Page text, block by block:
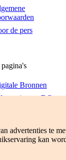
advertenties te
kan
de pers
Bronnen
DO